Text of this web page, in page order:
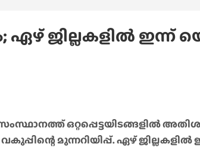
ഏഴ് ജില്ലകളില്‍ ഇന്ന്
ഒറ്റപ്പെട്ടയിടങ്ങളില്‍
മുന്നറിയിപ്പ്. ഏഴ് ജില്ലകളില്‍